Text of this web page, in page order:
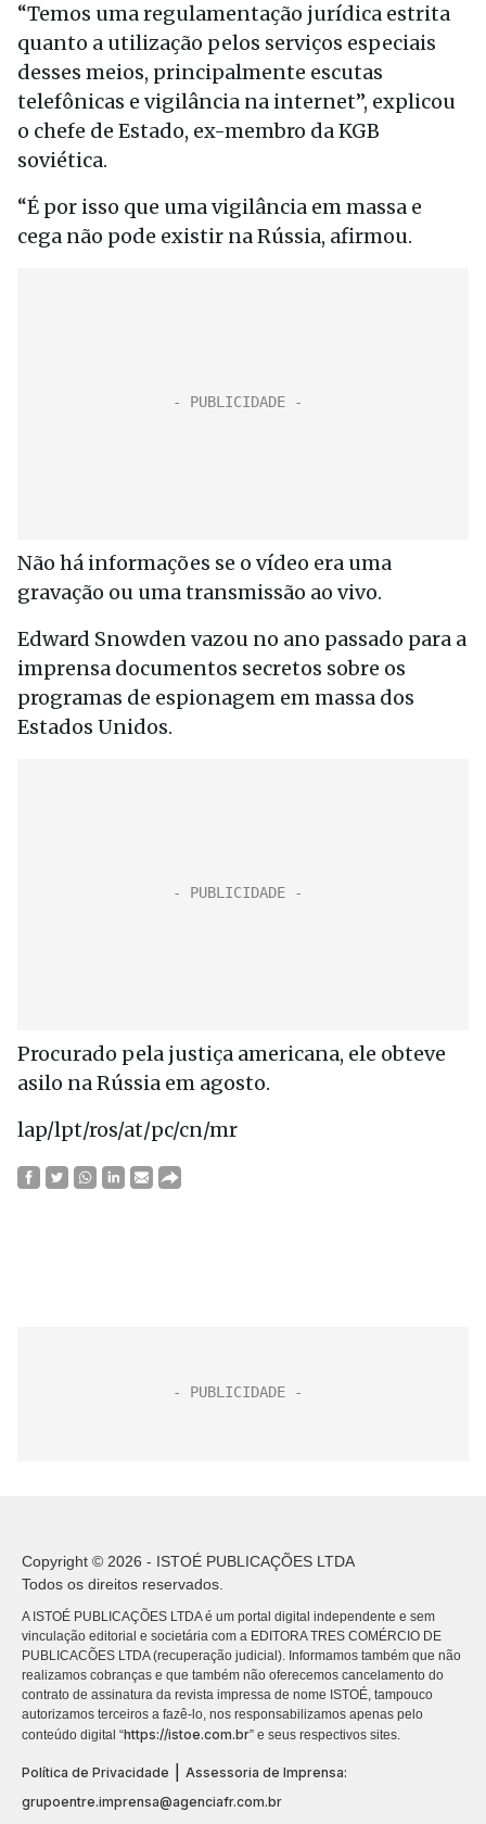
“Temos uma regulamentação jurídica estrita
quanto a utilização pelos serviços especiais
desses meios, principalmente escutas
telefônicas e vigilância na internet”, explicou
o chefe de Estado, ex-membro da KGB
soviética.
“É por isso que uma vigilância em massa e
cega não pode existir na Rússia, afirmou.
Não há informações se o vídeo era uma
gravação ou uma transmissão ao vivo.
Edward Snowden vazou no ano passado para a
imprensa documentos secretos sobre os
programas de espionagem em massa dos
Estados Unidos.
Procurado pela justiça americana, ele obteve
asilo na Rússia em agosto.
lap/lpt/ros/at/pc/cn/mr
Copyright © 2026 - ISTOÉ PUBLICAÇÕES LTDA
Todos os direitos reservados.
A ISTOÉ PUBLICAÇÕES LTDA é um portal digital independente e sem
vinculação editorial e societária com a EDITORA TRES COMÉRCIO DE
PUBLICACÕES LTDA (recuperação judicial). Informamos também que não
realizamos cobranças e que também não oferecemos cancelamento do
contrato de assinatura da revista impressa de nome ISTOÉ, tampouco
autorizamos terceiros a fazê-lo, nos responsabilizamos apenas pelo
conteúdo digital “https://istoe.com.br” e seus respectivos sites.
Política de Privacidade
Assessoria de Imprensa:
grupoentre.imprensa@agenciafr.com.br